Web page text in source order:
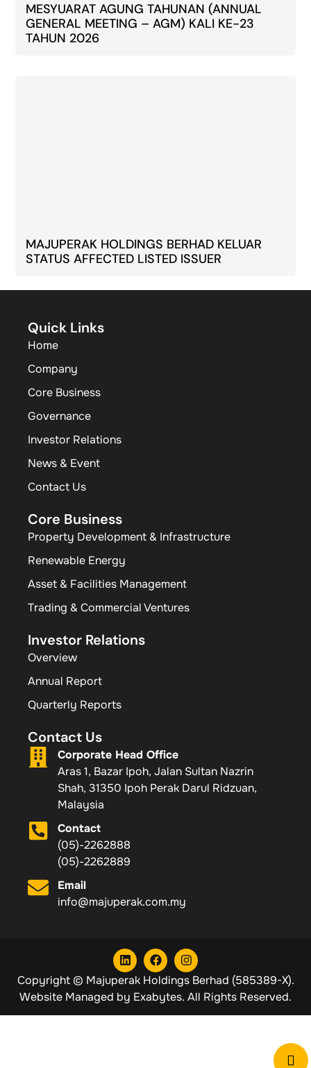
MESYUARAT AGUNG TAHUNAN (ANNUAL
GENERAL MEETING – AGM) KALI KE-23
TAHUN 2026
MAJUPERAK HOLDINGS BERHAD KELUAR
STATUS AFFECTED LISTED ISSUER
Quick Links
Home
Company
Core Business
Governance
Investor Relations
News & Event
Contact Us
Core Business
Property Development & Infrastructure
Renewable Energy
Asset & Facilities Management
Trading & Commercial Ventures
Investor Relations
Overview
Annual Report
Quarterly Reports
Contact Us
Corporate Head Office
Aras 1, Bazar Ipoh, Jalan Sultan Nazrin
Shah, 31350 Ipoh Perak Darul Ridzuan,
Malaysia
Contact
(05)-2262888
(05)-2262889
Email
info@majuperak.com.my
Copyright © Majuperak Holdings Berhad (585389-X).
Website Managed by Exabytes. All Rights Reserved.